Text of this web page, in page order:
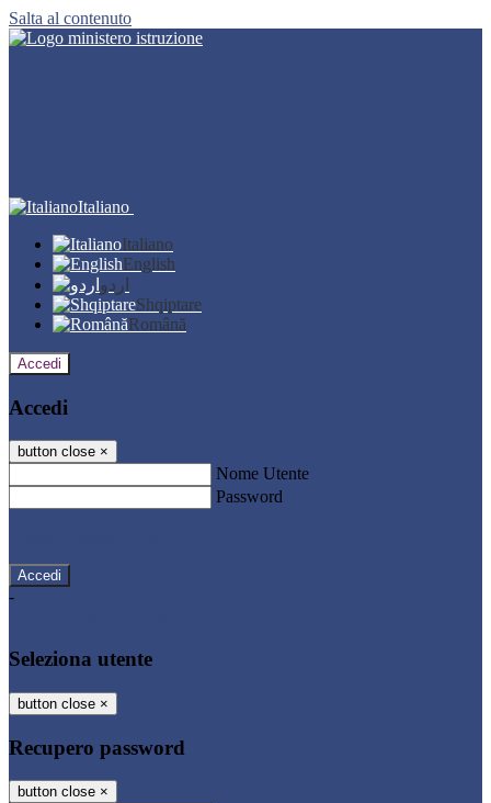
Salta al contenuto
Italiano
Italiano
English
اردو
Shqiptare
Română
Accedi
Accedi
button close ×
Nome Utente
Password
-
Seleziona utente
button close ×
Recupero password
button close ×